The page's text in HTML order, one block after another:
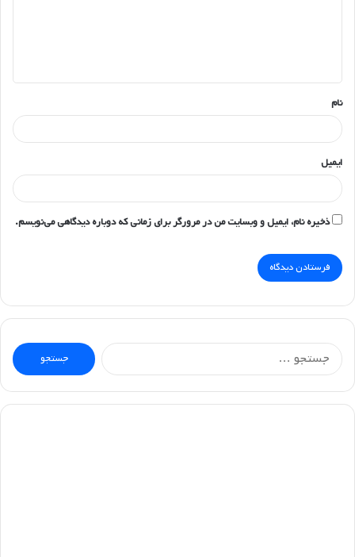
*
نام
ایمیل
ذخیره نام، ایمیل و وبسایت من در مرورگر برای زمانی که دوباره دیدگاهی می‌نویسم.
جستجو
برای: